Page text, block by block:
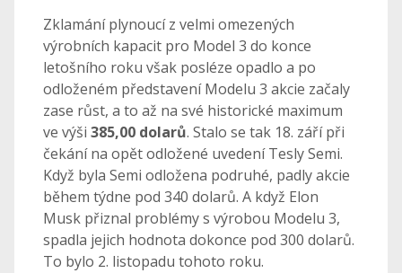
Zklamání plynoucí z velmi omezených
výrobních kapacit pro Model 3 do konce
letošního roku však posléze opadlo a po
odloženém představení Modelu 3 akcie začaly
zase růst, a to až na své historické maximum
ve výši 385,00 dolarů. Stalo se tak 18. září při
čekání na opět odložené uvedení Tesly Semi.
Když byla Semi odložena podruhé, padly akcie
během týdne pod 340 dolarů. A když Elon
Musk přiznal problémy s výrobou Modelu 3,
spadla jejich hodnota dokonce pod 300 dolarů.
To bylo 2. listopadu tohoto roku.